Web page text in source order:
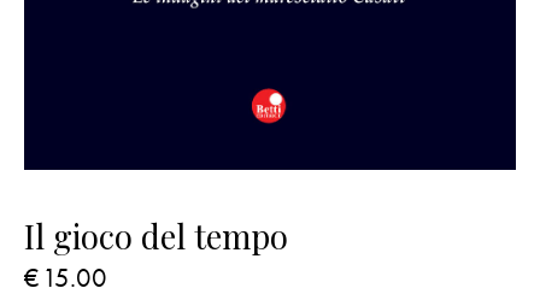
Il gioco del tempo
€ 15.00